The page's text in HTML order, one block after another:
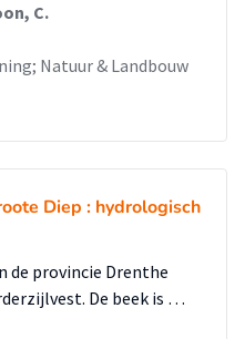
C.
Natuur & Landbouw
Diep : hydrologisch
de provincie Drenthe
De beek is …